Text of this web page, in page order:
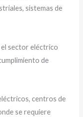
sistemas de
el sector eléctrico
de
centros de
se requiere